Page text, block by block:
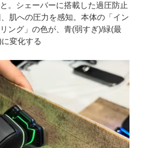
。シェーバーに搭載した過圧防止
肌への圧力を感知。本体の「イン
ング」の色が、青(弱すぎ)/緑(最
変化する